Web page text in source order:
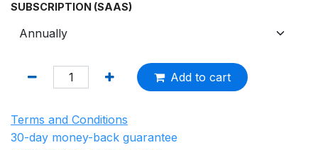
SUBSCRIPTION (SAAS)
Add to cart
Terms and Conditions
30-day money-back guarantee